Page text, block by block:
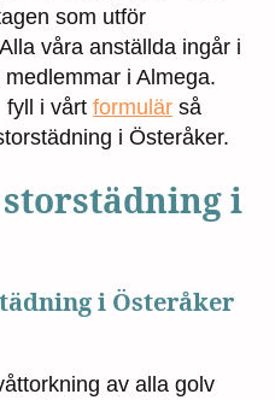
som utför
våra anställda ingår i
i Almega.
i vårt formulär så
i Österåker.
i
i Österåker
av alla golv